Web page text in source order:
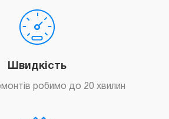
Швидкість
робимо до 20 хвилин